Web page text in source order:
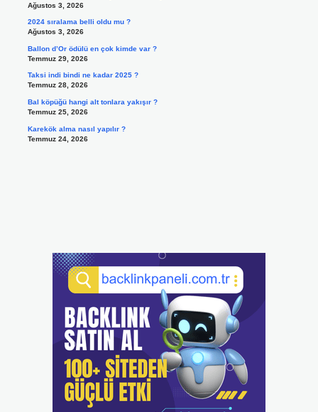
Ağustos 3, 2026
2024 sıralama belli oldu mu ?
Ağustos 3, 2026
Ballon d’Or ödülü en çok kimde var ?
Temmuz 29, 2026
Taksi indi bindi ne kadar 2025 ?
Temmuz 28, 2026
Bal köpüğü hangi alt tonlara yakışır ?
Temmuz 25, 2026
Karekök alma nasıl yapılır ?
Temmuz 24, 2026